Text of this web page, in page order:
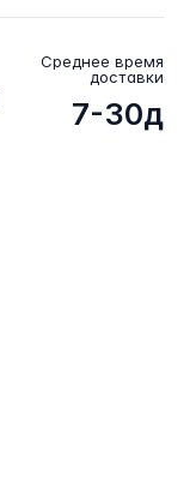
Среднее время
доставки
7-30д